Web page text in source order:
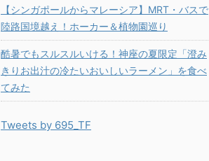
【シンガポールからマレーシア】MRT・バスで
陸路国境越え！ホーカー＆植物園巡り
酷暑でもスルスルいける！神座の夏限定「澄み
きりお出汁の冷たいおいしいラーメン」を食べ
てみた
Tweets by 695_TF